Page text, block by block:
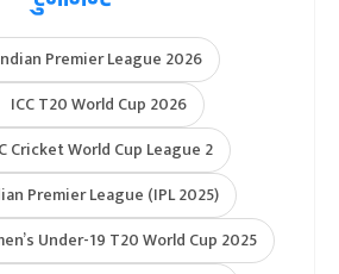
पनि ५७औं मिनेटमा दोहोरो पहेंलो
दुवै टोलीले १० खेलाडीमा रहेर खेलको